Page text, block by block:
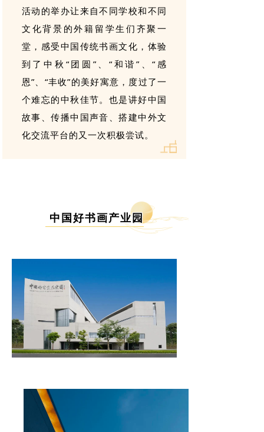
活动的举办让来自不同学校和不同
文化背景的外籍留学生们齐聚一
堂，感受中国传统书画文化，体验
到了中秋“团圆”、“和谐”、“感
恩”、“丰收”的美好寓意，度过了一
个难忘的中秋佳节。也是讲好中国
故事、传播中国声音、搭建中外文
化交流平台的又一次积极尝试。
中国好书画产业园